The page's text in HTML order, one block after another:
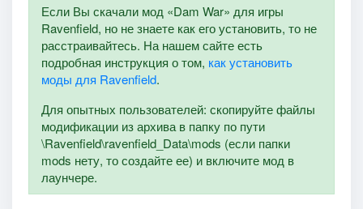
Если Вы скачали мод «Dam War» для игры
Ravenfield, но не знаете как его установить, то не
расстраивайтесь. На нашем сайте есть
подробная инструкция о том, как установить
моды для Ravenfield.
Для опытных пользователей: скопируйте файлы
модификации из архива в папку по пути
\Ravenfield\ravenfield_Data\mods (если папки
mods нету, то создайте ее) и включите мод в
лаунчере.